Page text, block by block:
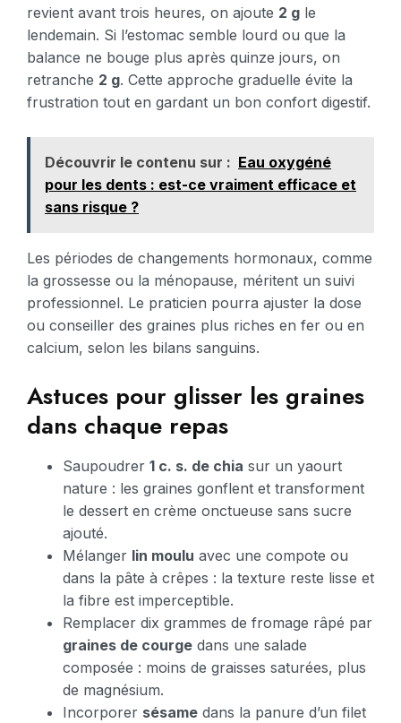
revient avant trois heures, on ajoute 2 g le
lendemain. Si l’estomac semble lourd ou que la
balance ne bouge plus après quinze jours, on
retranche 2 g. Cette approche graduelle évite la
frustration tout en gardant un bon confort digestif.
Découvrir le contenu sur : Eau oxygéné
pour les dents : est-ce vraiment efficace et
sans risque ?
Les périodes de changements hormonaux, comme
la grossesse ou la ménopause, méritent un suivi
professionnel. Le praticien pourra ajuster la dose
ou conseiller des graines plus riches en fer ou en
calcium, selon les bilans sanguins.
Astuces pour glisser les graines
dans chaque repas
Saupoudrer 1 c. s. de chia sur un yaourt
nature : les graines gonflent et transforment
le dessert en crème onctueuse sans sucre
ajouté.
Mélanger lin moulu avec une compote ou
dans la pâte à crêpes : la texture reste lisse et
la fibre est imperceptible.
Remplacer dix grammes de fromage râpé par
graines de courge dans une salade
composée : moins de graisses saturées, plus
de magnésium.
Incorporer sésame dans la panure d’un filet